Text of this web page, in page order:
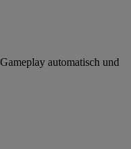
automatisch und